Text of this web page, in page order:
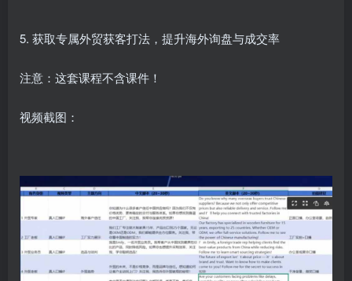
5. 获取专属外贸获客打法，提升海外询盘与成交率
注意：这套课程不含课件！
视频截图：